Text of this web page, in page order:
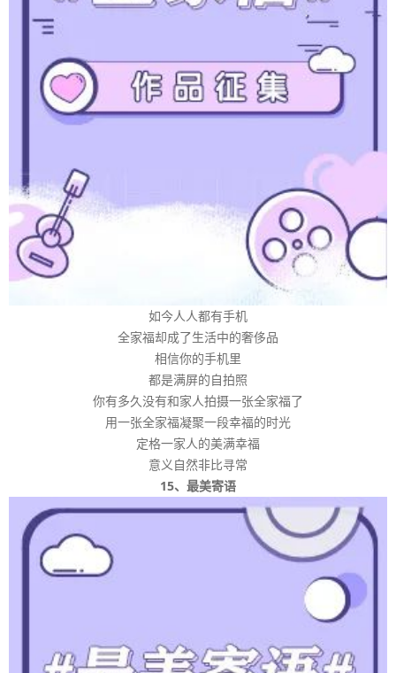
如今人人都有手机
全家福却成了生活中的奢侈品
相信你的手机里
都是满屏的自拍照
你有多久没有和家人拍摄一张全家福了
用一张全家福凝聚一段幸福的时光
定格一家人的美满幸福
意义自然非比寻常
15、最美寄语